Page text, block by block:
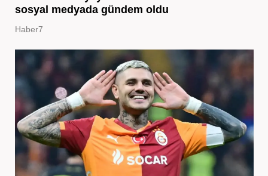
sosyal medyada gündem oldu
Haber7